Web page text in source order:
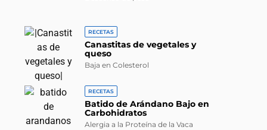
RECETAS
Canastitas de vegetales y
queso
Baja en Colesterol
RECETAS
Batido de Arándano Bajo en
Carbohidratos
Alergia a la Proteína de la Vaca